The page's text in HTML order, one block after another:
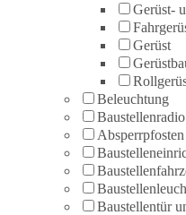
Gerüst-
Gerüst
Beleuchtung
Baustellenradio
Baustellentür